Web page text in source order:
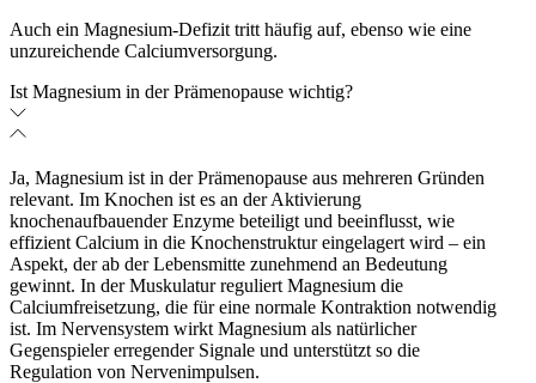
Auch ein Magnesium-Defizit tritt häufig auf, ebenso wie eine
unzureichende Calciumversorgung.
Ist Magnesium in der Prämenopause wichtig?
Ja, Magnesium ist in der Prämenopause aus mehreren Gründen
relevant. Im Knochen ist es an der Aktivierung
knochenaufbauender Enzyme beteiligt und beeinflusst, wie
effizient Calcium in die Knochenstruktur eingelagert wird – ein
Aspekt, der ab der Lebensmitte zunehmend an Bedeutung
gewinnt. In der Muskulatur reguliert Magnesium die
Calciumfreisetzung, die für eine normale Kontraktion notwendig
ist. Im Nervensystem wirkt Magnesium als natürlicher
Gegenspieler erregender Signale und unterstützt so die
Regulation von Nervenimpulsen.